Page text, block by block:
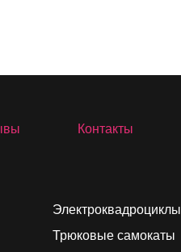
Электроквадроциклы
Трюковые самокаты
Контакты